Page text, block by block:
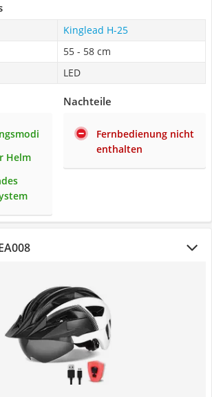
Kinglead H-25
55 - 58 cm
LED
Helm
Nachteile
Fernbedienung nicht
enthalten